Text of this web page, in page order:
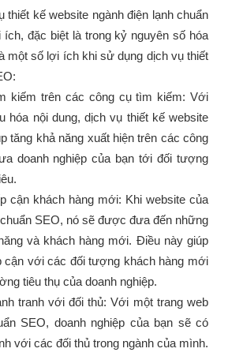
thiết kế website ngành điện lạnh chuẩn
đặc biệt là trong kỷ nguyên số hóa
một số lợi ích khi sử dụng dịch vụ thiết
kiếm trên các công cụ tìm kiếm: Với
hóa nội dung, dịch vụ thiết kế website
tăng khả năng xuất hiện trên các công
doanh nghiệp của bạn tới đối tượng
cận khách hàng mới: Khi website của
SEO, nó sẽ được đưa đến những
và khách hàng mới. Điều này giúp
cận với các đối tượng khách hàng mới
tiêu thụ của doanh nghiệp.
tranh với đối thủ: Với một trang web
SEO, doanh nghiệp của bạn sẽ có
với các đối thủ trong ngành của mình.